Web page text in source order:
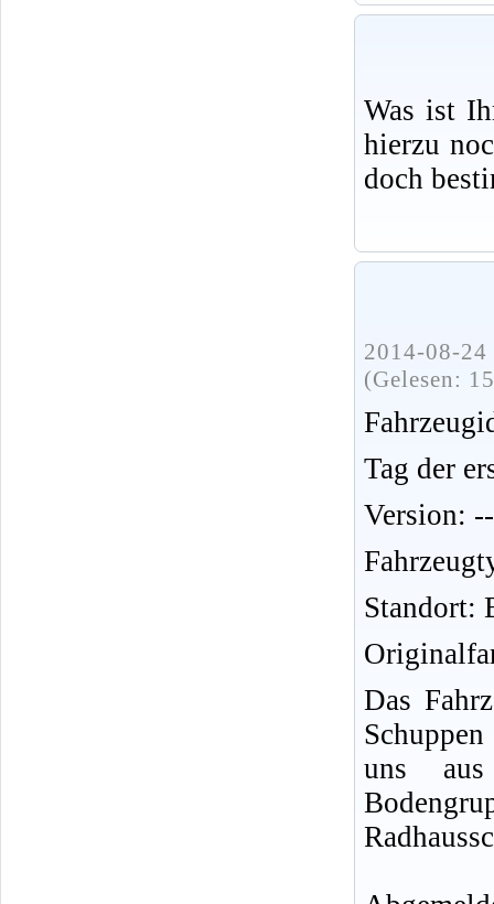
Was ist
hierzu
doch
2014-08-
(Gelesen:
Tag der
Version:
Standort:
Das
uns aus